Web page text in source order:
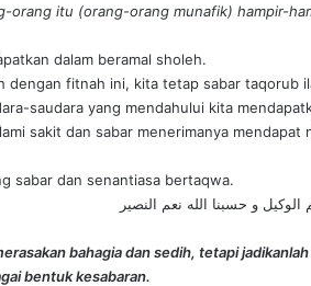
orang itu (orang-orang munafik) hampir-
dalam beramal sholeh.
dengan fitnah ini, kita tetap sabar taqorub
saudara yang mendahului kita
sakit dan sabar menerimanya mendapat
sabar dan senantiasa bertaqwa.
الوكيل و حسبنا الله نعم النصير
bahagia dan sedih, tetapi
bentuk kesabaran.